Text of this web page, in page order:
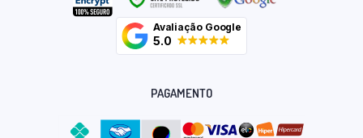
Avaliação Google
5.0
PAGAMENTO